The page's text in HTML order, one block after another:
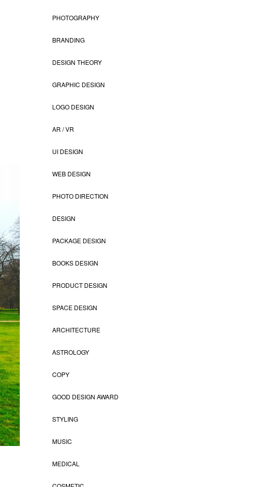
PHOTOGRAPHY
BRANDING
DESIGN THEORY
GRAPHIC DESIGN
LOGO DESIGN
AR / VR
UI DESIGN
WEB DESIGN
PHOTO DIRECTION
DESIGN
PACKAGE DESIGN
BOOKS DESIGN
PRODUCT DESIGN
SPACE DESIGN
ARCHITECTURE
ASTROLOGY
COPY
GOOD DESIGN AWARD
STYLING
MUSIC
MEDICAL